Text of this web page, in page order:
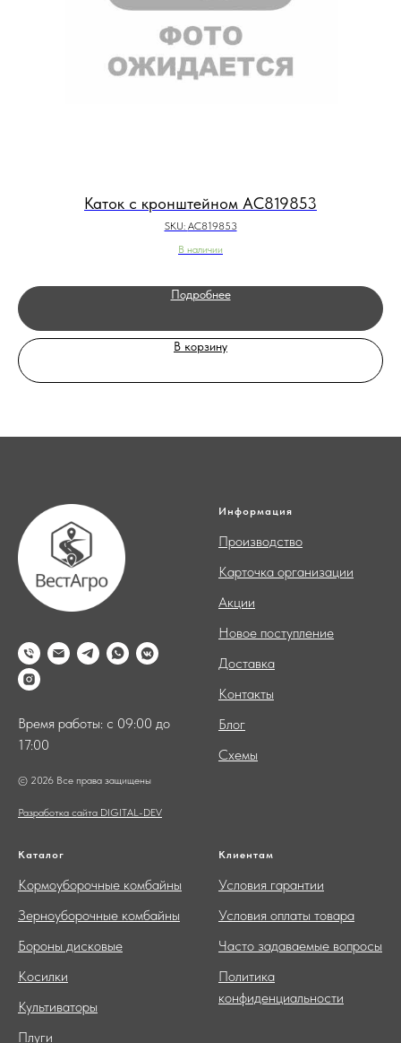
Каток с кронштейном AC819853
SKU: AC819853
В наличии
Подробнее
В корзину
Время работы: с 09:00 до
17:00
© 2026 Все права защищены
Разработка сайта DIGITAL-DEV
Информация
Производство
Карточка организации
Акции
Новое поступление
Доставка
Контакты
Блог
Схемы
Каталог
Кормоуборочные комбайны
Зерноуборочные комбайны
Бороны дисковые
Косилки
Культиваторы
Плуги
Клиентам
Условия гарантии
Условия оплаты товара
Часто задаваемые вопросы
Политика
конфиденциальности